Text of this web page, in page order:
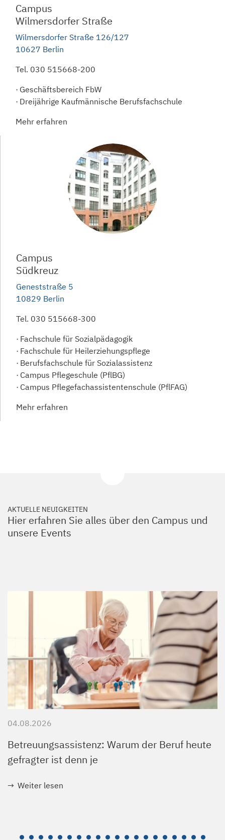
Campus
Wilmersdorfer Straße
Wilmersdorfer Straße 126/127
10627 Berlin
Tel. 030 515668-200
Geschäftsbereich FbW
Dreijährige Kaufmännische Berufsfachschule
Mehr erfahren
Campus
Südkreuz
Geneststraße 5
10829 Berlin
Tel. 030 515668-300
Fachschule für Sozialpädagogik
Fachschule für Heilerziehungspflege
Berufsfachschule für Sozialassistenz
Campus Pflegeschule (PflBG)
Campus Pflegefachassistentenschule (PflFAG)
Mehr erfahren
AKTUELLE NEUIGKEITEN
Hier erfahren Sie alles über den Campus und
unsere Events
04.08.2026
Betreuungsassistenz: Warum der Beruf heute
gefragter ist denn je
Weiter lesen